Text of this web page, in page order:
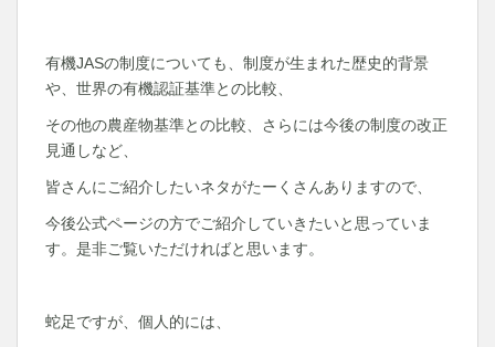
有機JASの制度についても、制度が生まれた歴史的背景
や、世界の有機認証基準との比較、
その他の農産物基準との比較、さらには今後の制度の改正
見通しなど、
皆さんにご紹介したいネタがたーくさんありますので、
今後公式ページの方でご紹介していきたいと思っていま
す。是非ご覧いただければと思います。
蛇足ですが、個人的には、